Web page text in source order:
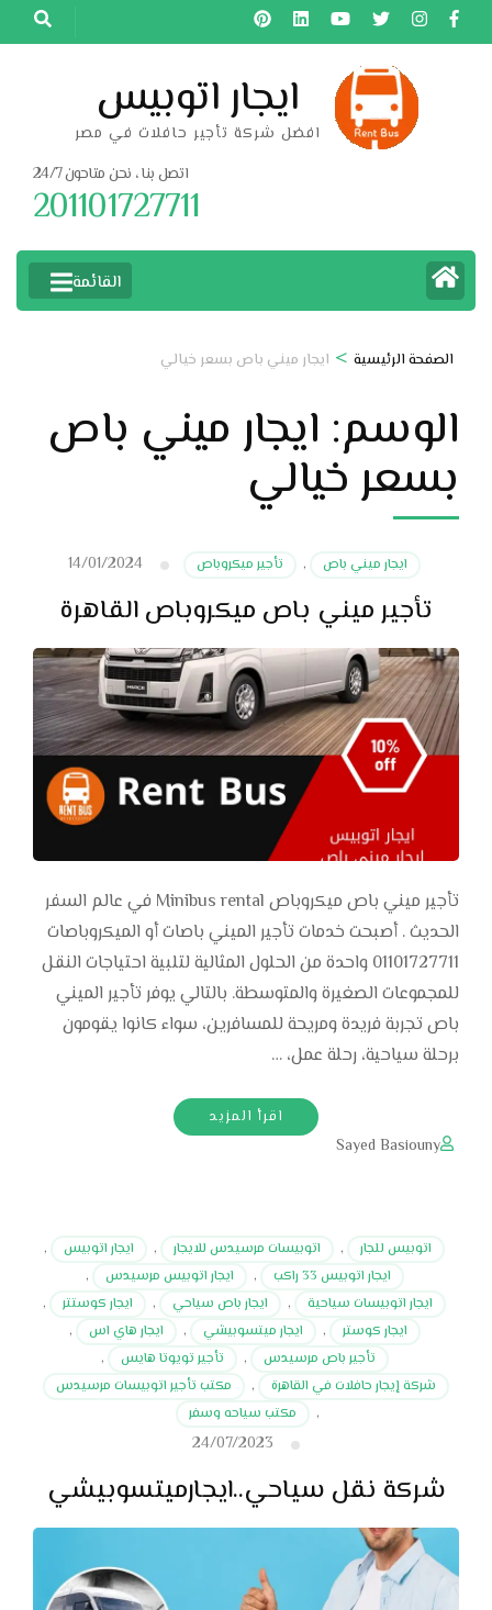
تخطى
إلى
ايجار اتوبيس
افضل شركة تأجير حافلات في مصر
اتصل بنا ، نحن متاحون 24/7
201101727711
القائمة
الصفحة الرئيسية > ايجار ميني باص بسعر خيالي
الوسم: ايجار ميني باص
بسعر خيالي
ايجار ميني باص , تأجير ميكروباص 14/01/2024
تأجير ميني باص ميكروباص القاهرة
تأجير ميني باص ميكروباص Minibus rental في عالم السفر
الحديث . أصبحت خدمات تأجير الميني باصات أو الميكروباصات
01101727711 واحدة من الحلول المثالية لتلبية احتياجات النقل
للمجموعات الصغيرة والمتوسطة. بالتالي يوفر تأجير الميني
باص تجربة فريدة ومريحة للمسافرين، سواء كانوا يقومون
برحلة سياحية، رحلة عمل، …
اقرأ المزيد
Sayed Basiouny
اتوبيس للجار , اتوبيسات مرسيدس للايجار , ايجار اتوبيس
,
ايجار اتوبيس 33 راكب
, ايجار اتوبيس مرسيدس
,
ايجار اتوبيسات سياحية
, ايجار باص سياحي , ايجار كوستتر
,
ايجار كوستر
, ايجار ميتسوبيشي , ايجار هاي اس
,
تأجير باص مرسيدس
, تأجير تويوتا هايس
,
شركة إيجار حافلات في القاهرة
,
مكتب تأجير اتوبيسات مرسيدس
,
مكتب سياحه وسفر
24/07/2023
شركة نقل سياحي..ايجارميتسوبيشي